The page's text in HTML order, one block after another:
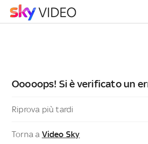
Ooooops! Si è verificato un
Riprova più tardi
Torna a Video Sky